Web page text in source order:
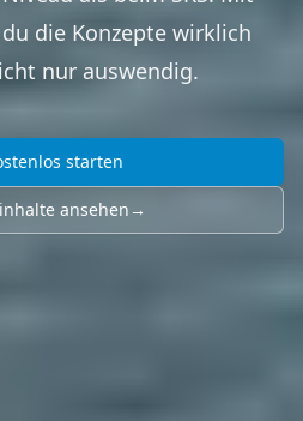
die Konzepte wirklich
nur auswendig.
starten
ansehen →